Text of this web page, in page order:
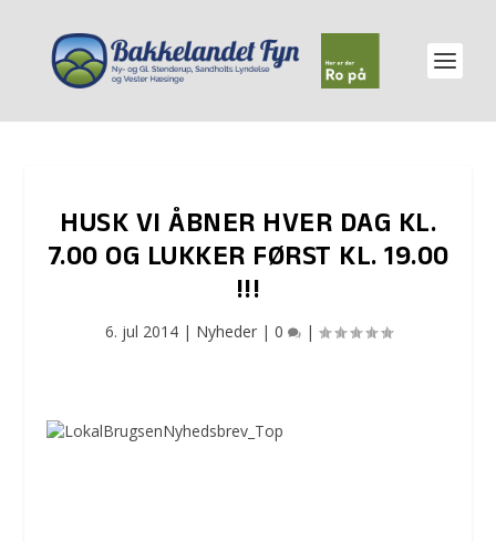
HUSK VI ÅBNER HVER DAG KL.
7.00 OG LUKKER FØRST KL. 19.00
!!!
6. jul 2014| Nyheder| 0 |